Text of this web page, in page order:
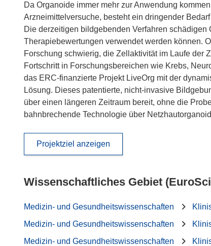
Da Organoide immer mehr zur Anwendung
Arzneimittelversuche, besteht ein dringender
Die derzeitigen bildgebenden Verfahren
Therapiebewertungen verwendet werden können.
Forschung schwierig, die Zellaktivität im Laufe der
Fortschritt in Forschungsbereichen wie Krebs,
das ERC-finanzierte Projekt LiveOrg mit der
Lösung. Dieses patentierte, nicht-invasive
über einen längeren Zeitraum bereit, ohne die
bahnbrechende Technologie über
Projektziel anzeigen
Wissenschaftliches Gebiet
Medizin- und Gesundheitswissenschaften
Medizin- und Gesundheitswissenschaften
Medizin- und Gesundheitswissenschaften